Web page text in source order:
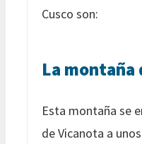
Cusco son:
La montaña
Esta montaña se
de Vicanota a